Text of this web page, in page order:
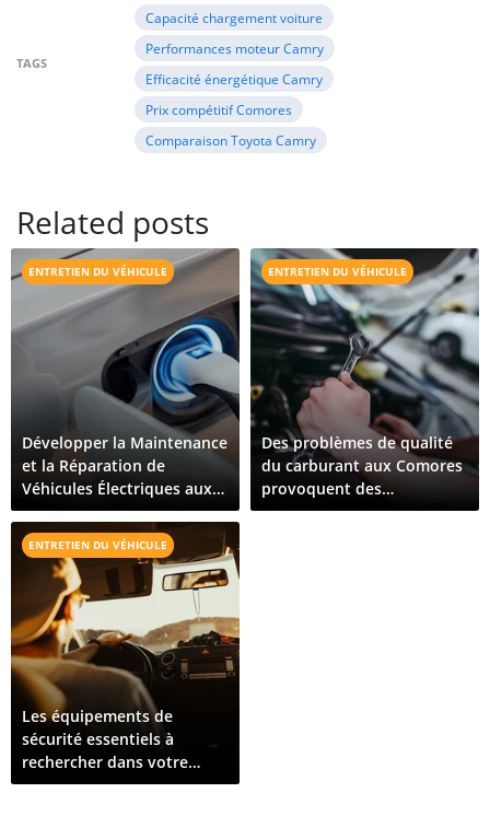
TAGS
Capacité chargement voiture
Performances moteur Camry
Efficacité énergétique Camry
Prix compétitif Comores
Comparaison Toyota Camry
Related posts
ENTRETIEN DU VÉHICULE
Développer la Maintenance
et la Réparation de
Véhicules Électriques aux
Comores : Ce Qu'il Faut
Pour Croître
ENTRETIEN DU VÉHICULE
Des problèmes de qualité
du carburant aux Comores
provoquent des
dysfonctionnements de
ENTRETIEN DU VÉHICULE
Les équipements de
sécurité essentiels à
rechercher dans votre
prochain véhicule